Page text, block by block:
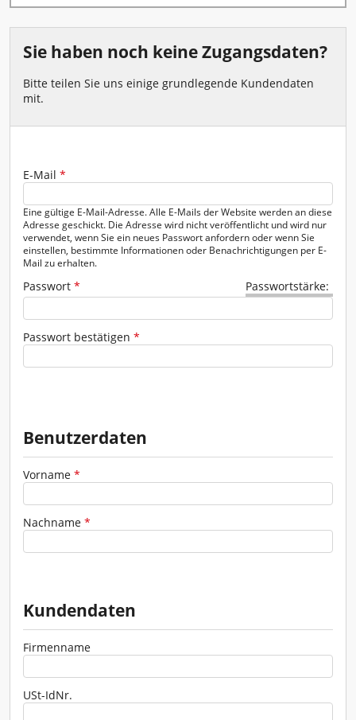
Kanal - Entwässerung
Malen - Mauern - Fliesenlegen
Messtechnik
Verkehrsabsicherung
Sie haben noch keine Zugangsdaten?
Bitte teilen Sie uns einige grundlegende Kundendaten
mit.
E-Mail *
Eine gültige E-Mail-Adresse. Alle E-Mails der Website werden an diese
Adresse geschickt. Die Adresse wird nicht veröffentlicht und wird nur
verwendet, wenn Sie ein neues Passwort anfordern oder wenn Sie
einstellen, bestimmte Informationen oder Benachrichtigungen per E-
Mail zu erhalten.
Passwortstärke:
Passwort *
Passwort bestätigen *
Geben Sie das Passwort für das neue Konto in beide Felder ein.
Benutzerdaten
Vorname *
Nachname *
Kundendaten
Firmenname
USt-IdNr.